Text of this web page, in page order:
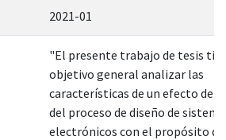
2021-01
"El presente trabajo de tesis
objetivo general analizar las
características de un efecto de
del proceso de diseño de
electrónicos con el propósito